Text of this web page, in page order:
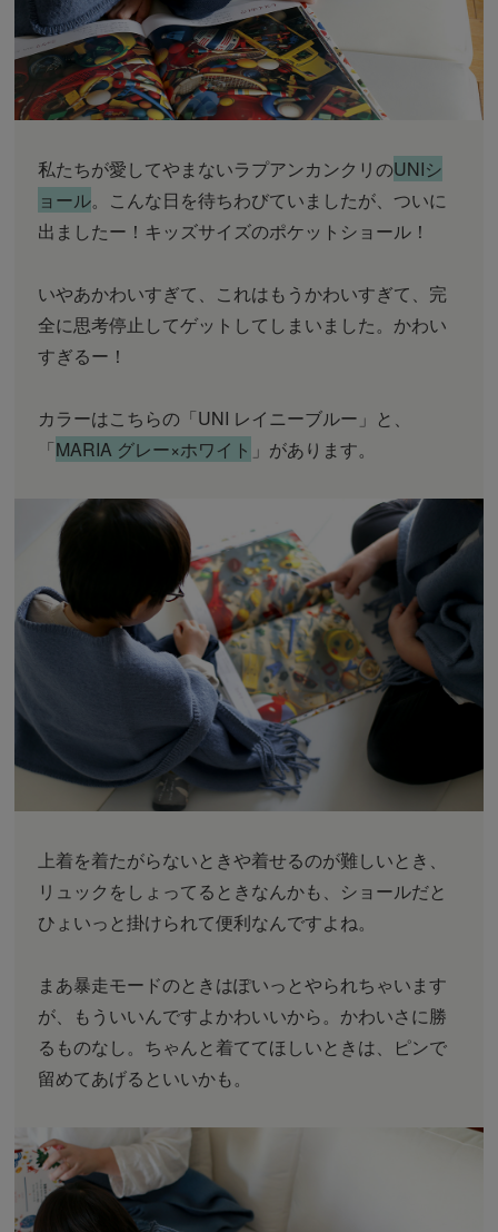
私たちが愛してやまないラプアンカンクリのUNIシ
ョール。こんな日を待ちわびていましたが、ついに
出ましたー！キッズサイズのポケットショール！
いやあかわいすぎて、これはもうかわいすぎて、完
全に思考停止してゲットしてしまいました。かわい
すぎるー！
カラーはこちらの「UNI レイニーブルー」と、
「MARIA グレー×ホワイト 」があります。
上着を着たがらないときや着せるのが難しいとき、
リュックをしょってるときなんかも、ショールだと
ひょいっと掛けられて便利なんですよね。
まあ暴走モードのときはぽいっとやられちゃいます
が、もういいんですよかわいいから。かわいさに勝
るものなし。ちゃんと着ててほしいときは、ピンで
留めてあげるといいかも。